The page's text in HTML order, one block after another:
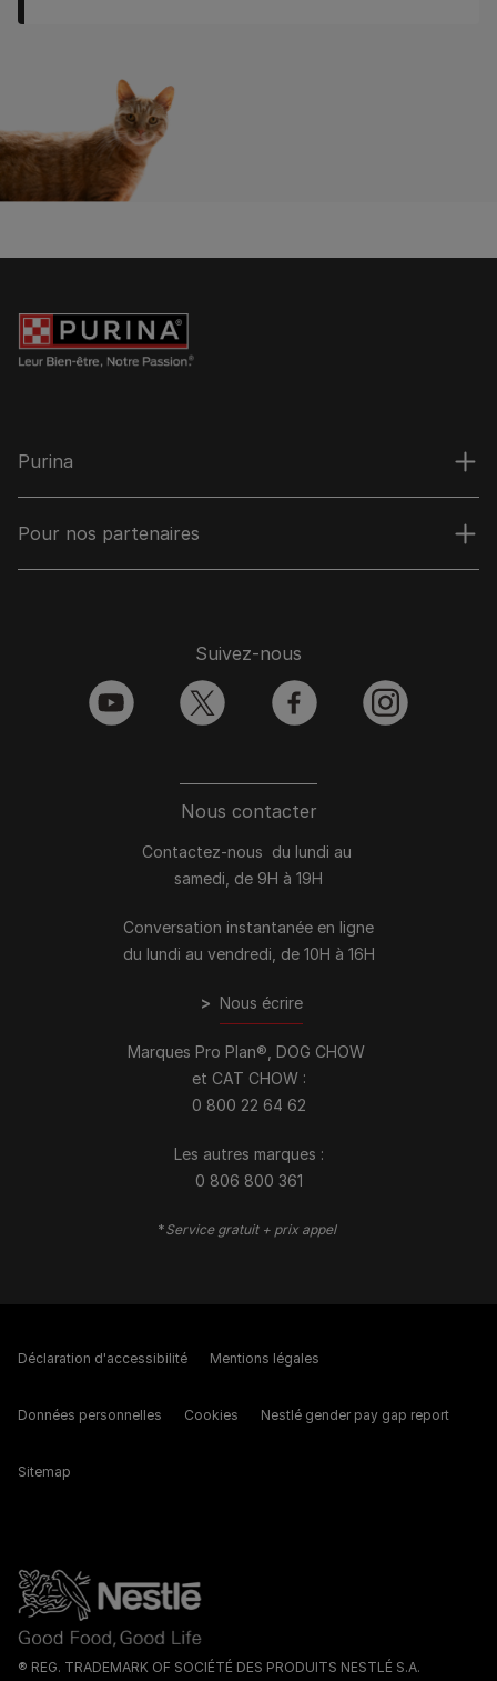
Purina
Pour nos partenaires
Nous contacter
Contactez-nous du lundi au
samedi, de 9H à 19H
Conversation instantanée en ligne
du lundi au vendredi, de 10H à 16H
> Nous écrire
Marques Pro Plan®, DOG CHOW
et CAT CHOW :
0 800 22 64 62
Les autres marques :​
0 806 800 361
*Service gratuit + prix appel
Suivez-nous
youtube twitter facebook instagram
® REG. TRADEMARK OF SOCIÉTÉ DES PRODUITS NESTLÉ S.A.
Déclaration d'accessibilité Mentions légales
Données personnelles Cookies Nestlé gender pay gap report
Sitemap